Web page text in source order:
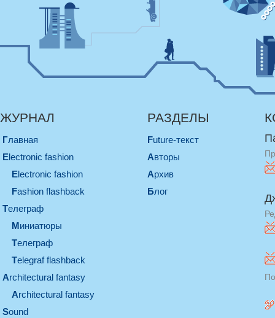
ЖУРНАЛ
Главная
electronic fashion
electronic fashion
Fashion flashback
телеграф
миниатюры
телеграф
Telegraf flashback
architectural fantasy
architectural fantasy
sound
РАЗДЕЛЫ
Future-текст
Авторы
Архив
Блог